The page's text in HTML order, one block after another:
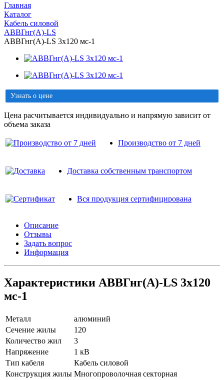
Главная
Каталог
Кабель силовой
АВВГнг(A)-LS
АВВГнг(A)-LS 3х120 мс-1
Узнать о цене
Цена расчитывается индивидуально и напрямую зависит от
объема заказа
Производство от 7 дней
Доставка собственным транспортом
Вся продукция сертифицирована
Описание
Отзывы
Задать вопрос
Информация
Характеристики АВВГнг(A)-LS 3х120
мс-1
Металл
алюминий
Сечение жилы
120
Количество жил
3
Напряжение
1 кВ
Тип кабеля
Кабель силовой
Конструкция жилы Многопроволочная секторная